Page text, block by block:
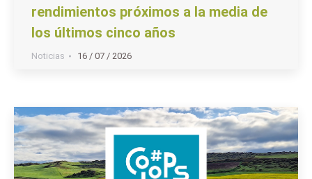
rendimientos próximos a la media de
los últimos cinco años
Noticias 16 / 07 / 2026